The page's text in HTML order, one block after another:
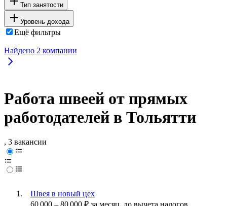
Тип занятости
Уровень дохода
Ещё фильтры
Найдено 2 компании
Работа швеей от прямых
работодателей в Тольятти
, 3 вакансии
Швея в новый цех